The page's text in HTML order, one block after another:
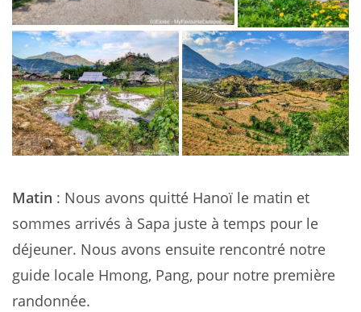
Matin : Nous avons quitté Hanoï le matin et
sommes arrivés à Sapa juste à temps pour le
déjeuner. Nous avons ensuite rencontré notre
guide locale Hmong, Pang, pour notre première
randonnée.